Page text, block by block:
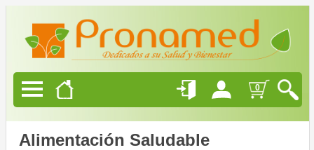
0
Productos
Naturales
Alimentación
Saludable
Natural
Alimentación Saludable